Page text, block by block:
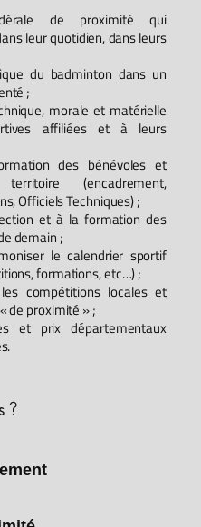
de proximité qui
leur quotidien, dans leurs
du badminton dans un
;
morale et matérielle
affiliées et à leurs
des bénévoles et
(encadrement,
Officiels Techniques) ;
et à la formation des
demain ;
le calendrier sportif
formations, etc…) ;
compétitions locales et
de proximité » ;
et prix départementaux
?